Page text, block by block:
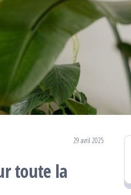
29 avril 2025
toute la